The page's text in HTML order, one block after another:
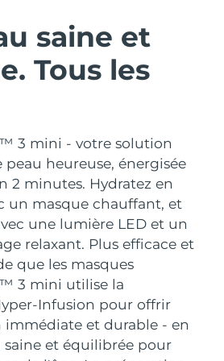
saine et
Tous les
3 mini - votre solution
heureuse, énergisée
2 minutes. Hydratez en
un masque chauffant, et
une lumière LED et un
relaxant. Plus efficace et
que les masques
3 mini utilise la
Infusion pour offrir
et durable - en
et équilibrée pour
massage
4 Plus
LED heating
4 Men
anti-aging massage
toning
2 go
toning on-the-go
2 eyes & lips
line smoothing device
3 coffret
hydration
3 LED
and red light therapy
Soin bucco-dentaire
4
sonic toothbrush
4 plus
silicone sonic toothbrush
ANTI-ÂGE
Traitements LED
NEW
Livraison estimée
Livraison estimée
Livraison estimée14/8/26
Livraison estimée
Livraison estimée 13/8/26
Livraison estimée8/8/26
Livraison estimée
Livraison estimée 12/8/26